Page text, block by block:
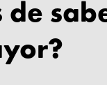
de